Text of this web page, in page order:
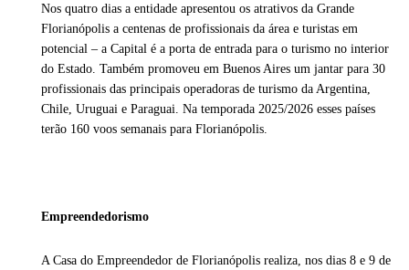
Nos quatro dias a entidade apresentou os atrativos da Grande
Florianópolis a centenas de profissionais da área e turistas em
potencial – a Capital é a porta de entrada para o turismo no interior
do Estado. Também promoveu em Buenos Aires um jantar para 30
profissionais das principais operadoras de turismo da Argentina,
Chile, Uruguai e Paraguai. Na temporada 2025/2026 esses países
terão 160 voos semanais para Florianópolis.
Empreendedorismo
A Casa do Empreendedor de Florianópolis realiza, nos dias 8 e 9 de